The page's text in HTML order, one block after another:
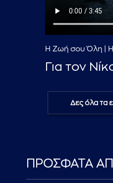
Η Ζωή σου Όλη | Η
Για τον
Δες όλα τα
ΠΡΟΣΦΑΤΑ